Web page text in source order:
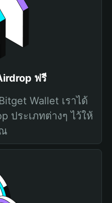
ฟรี
Wallet เราได้
ประเภทต่างๆ ไว้ให้